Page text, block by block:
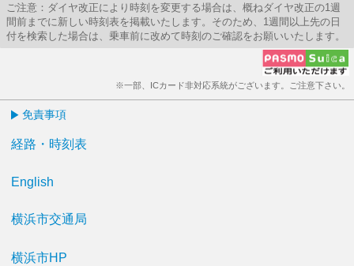
ご注意：ダイヤ改正により時刻を変更する場合は、概ねダイヤ改正の1週
間前までに新しい時刻表を掲載いたします。そのため、1週間以上先の日
付を検索した場合は、乗車前に改めて時刻のご確認をお願いいたします。
※一部、ICカード非対応系統がございます。ご注意下さい。
免責事項
経路・時刻表
English
横浜市交通局
横浜市HP